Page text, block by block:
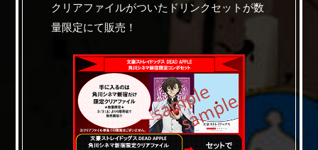
クリアファイルがついたドリンクセットが数
量限定にて販売！